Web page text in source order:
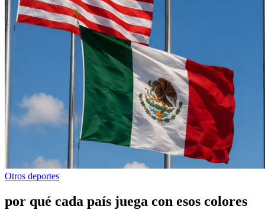
Otros deportes
por qué cada país juega con esos colores